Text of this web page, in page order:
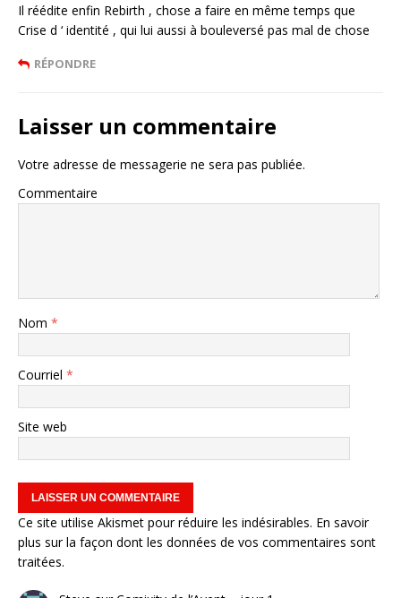
Il réédite enfin Rebirth , chose a faire en même temps que
Crise d ‘ identité , qui lui aussi à bouleversé pas mal de chose
RÉPONDRE
Laisser un commentaire
Votre adresse de messagerie ne sera pas publiée.
Commentaire
Nom *
Courriel *
Site web
Ce site utilise Akismet pour réduire les indésirables. En savoir
plus sur la façon dont les données de vos commentaires sont
traitées.